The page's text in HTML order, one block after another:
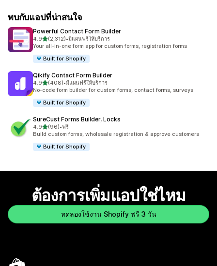
พบกับแอปที่น่าสนใจ
Powerful Contact Form Builder
4.9เต็ม 5 ดาว
(2,312)
ทั้งหมด 2312 รีวิว
•มีแผนฟรีให้บริการ
Your all-in-one form app for custom forms, registration forms
Built for Shopify
Qikify Contact Form Builder
4.9เต็ม 5 ดาว
(408)
ทั้งหมด 408 รีวิว
•มีแผนฟรีให้บริการ
No-code form builder for custom forms, contact forms, surveys
Built for Shopify
SureCust Forms Builder, Locks
4.9เต็ม 5 ดาว
(96)
ทั้งหมด 96 รีวิว
•ฟรี
Build custom forms, wholesale registration & approve customers
Built for Shopify
ต้องการเพิ่มแอปใช่ไหม
ทดลองใช้งาน Shopify ฟรี 3 วัน